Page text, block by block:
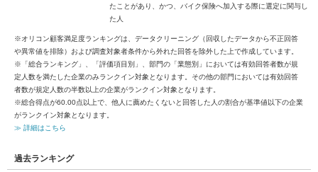
たことがあり、かつ、バイク保険へ加入する際に選定に関与し
た人
※オリコン顧客満足度ランキングは、データクリーニング（回収したデータから不正回答
や異常値を排除）および調査対象者条件から外れた回答を除外した上で作成しています。
※「総合ランキング」、「評価項目別」、部門の「業態別」においては有効回答者数が規
定人数を満たした企業のみランクイン対象となります。その他の部門においては有効回答
者数が規定人数の半数以上の企業がランクイン対象となります。
※総合得点が60.00点以上で、他人に薦めたくないと回答した人の割合が基準値以下の企業
がランクイン対象となります。
≫ 詳細はこちら
過去ランキング